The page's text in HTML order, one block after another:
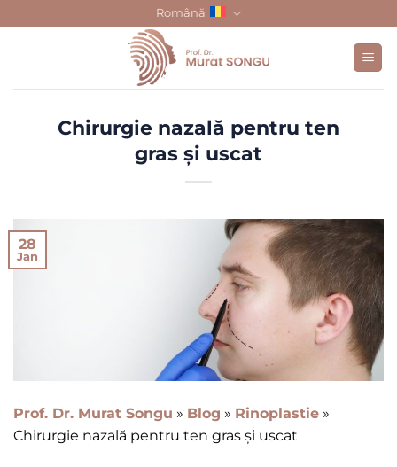
Română
Chirurgie nazală pentru ten
gras și uscat
28
Jan
Prof. Dr. Murat Songu » Blog » Rinoplastie »
Chirurgie nazală pentru ten gras și uscat